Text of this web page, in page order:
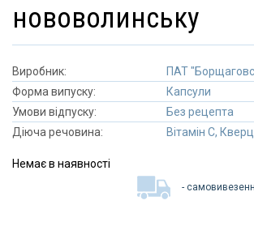
нововолинську
Виробник:
ПАТ
Форма випуску:
Капсули
Умови відпуску:
Без рецепта
Діюча речовина:
Вітамін С,
Немає в наявності
-